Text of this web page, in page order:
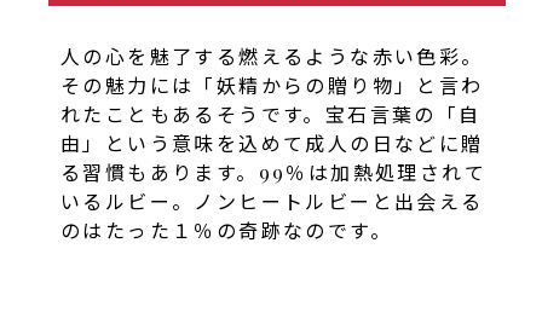
人の心を魅了する燃えるような赤い色彩。
その魅力には「妖精からの贈り物」と言わ
れたこともあるそうです。宝石言葉の「自
由」という意味を込めて成人の日などに贈
る習慣もあります。99％は加熱処理されて
いるルビー。ノンヒートルビーと出会える
のはたった１％の奇跡なのです。